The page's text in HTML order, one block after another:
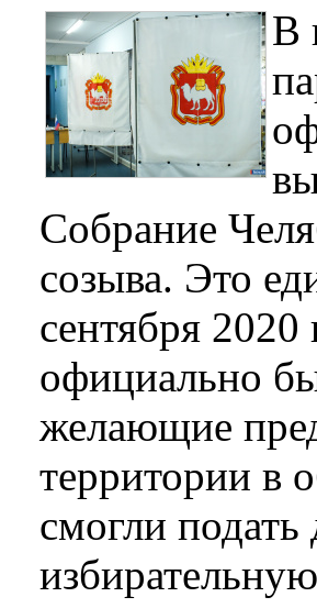
В
Собрание
созыва. Это
сентября
официально
желающие
территории в
смогли